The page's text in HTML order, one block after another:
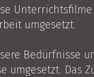
umgesetzt.
Bedürfnisse
umgesetzt. Das